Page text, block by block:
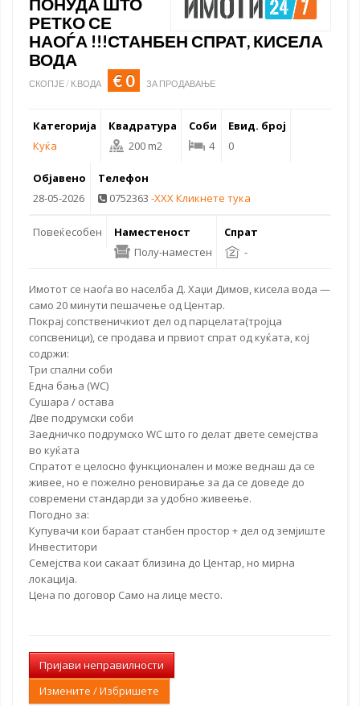
РЕТКО СЕ
НАОЃА !!!СТАНБЕН СПРАТ, КИСЕЛА
ВОДА
СКОПЈЕ / К.ВОДА € 0 ЗА ПРОДАВАЊЕ
Категорија
Куќа
Квадратура
200 m2
Соби
4
Евид. број
0
Објавено
28-05-2026
Телефон
0752363 -XXX Кликнете тука
Повеќесобен
Наместеност
Полу-наместен
Спрат
-
Имотот се наоѓа во населба Д. Хаџи Димов, кисела вода —
само 20 минути пешачење од Центар.
Покрај сопственичкиот дел од парцелата(тројца
сопсвеници), се продава и првиот спрат од куќата, кој
содржи:
Три спални соби
Една бања (WC)
Сушара / остава
Две подрумски соби
Заедничко подрумско WC што го делат двете семејства
во куќата
Спратот е целосно функционален и може веднаш да се
живее, но е пожелно реновирање за да се доведе до
современи стандарди за удобно живеење.
Погодно за:
Купувачи кои бараат станбен простор + дел од земјиште
Инвеститори
Семејства кои сакаат близина до Центар, но мирна
локација.
Цена по договор Само на лице место.
Пријави неправилности
Измените / Избришете